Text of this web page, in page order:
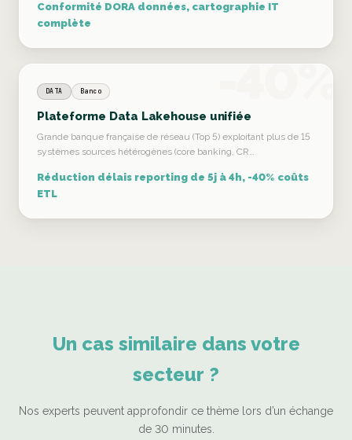
Conformité DORA données, cartographie IT
complète
-40%
DATA Banco
Plateforme Data Lakehouse unifiée
Grande banque française de réseau (Top 5) exploitant plus de 15
systèmes sources hétérogènes (core banking, CR…
Réduction délais reporting de 5j à 4h, -40% coûts
ETL
Un cas similaire dans votre
secteur ?
Nos experts peuvent approfondir ce thème lors d’un échange
de 30 minutes.